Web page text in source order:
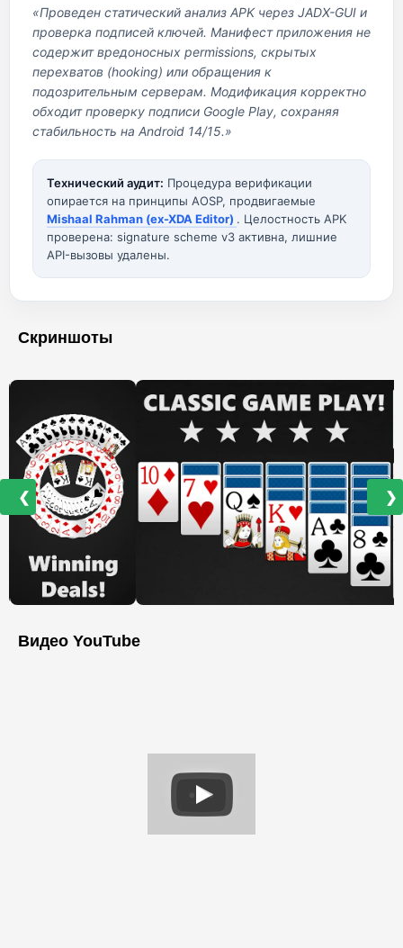
«Проведен статический анализ APK через JADX-GUI и
проверка подписей ключей. Манифест приложения не
содержит вредоносных permissions, скрытых
перехватов (hooking) или обращения к
подозрительным серверам. Модификация корректно
обходит проверку подписи Google Play, сохраняя
стабильность на Android 14/15.»
Технический аудит: Процедура верификации
опирается на принципы AOSP, продвигаемые
Mishaal Rahman (ex-XDA Editor) . Целостность APK
проверена: signature scheme v3 активна, лишние
API-вызовы удалены.
Скриншоты
❮ ❯
Видео YouTube